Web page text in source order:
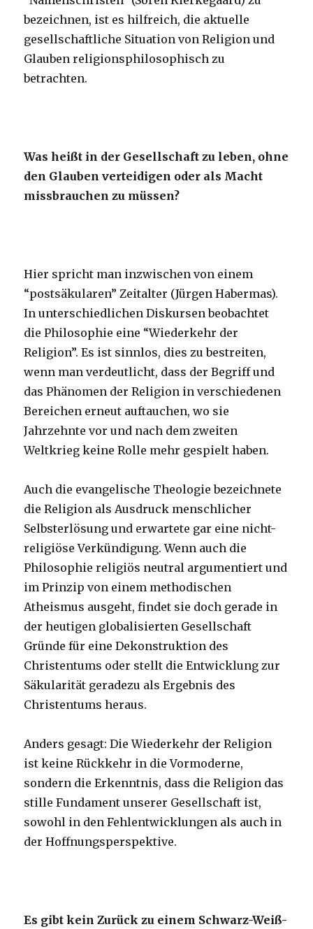
bezeichnen, ist es hilfreich, die aktuelle
gesellschaftliche Situation von Religion und
Glauben religionsphilosophisch zu
betrachten.
Was heißt in der Gesellschaft zu leben, ohne
den Glauben verteidigen oder als Macht
missbrauchen zu müssen?
Hier spricht man inzwischen von einem
“postsäkularen” Zeitalter (Jürgen Habermas).
In unterschiedlichen Diskursen beobachtet
die Philosophie eine “Wiederkehr der
Religion”. Es ist sinnlos, dies zu bestreiten,
wenn man verdeutlicht, dass der Begriff und
das Phänomen der Religion in verschiedenen
Bereichen erneut auftauchen, wo sie
Jahrzehnte vor und nach dem zweiten
Weltkrieg keine Rolle mehr gespielt haben.
Auch die evangelische Theologie bezeichnete
die Religion als Ausdruck menschlicher
Selbsterlösung und erwartete gar eine nicht-
religiöse Verkündigung. Wenn auch die
Philosophie religiös neutral argumentiert und
im Prinzip von einem methodischen
Atheismus ausgeht, findet sie doch gerade in
der heutigen globalisierten Gesellschaft
Gründe für eine Dekonstruktion des
Christentums oder stellt die Entwicklung zur
Säkularität geradezu als Ergebnis des
Christentums heraus.
Anders gesagt: Die Wiederkehr der Religion
ist keine Rückkehr in die Vormoderne,
sondern die Erkenntnis, dass die Religion das
stille Fundament unserer Gesellschaft ist,
sowohl in den Fehlentwicklungen als auch in
der Hoffnungsperspektive.
Es gibt kein Zurück zu einem Schwarz-Weiß-